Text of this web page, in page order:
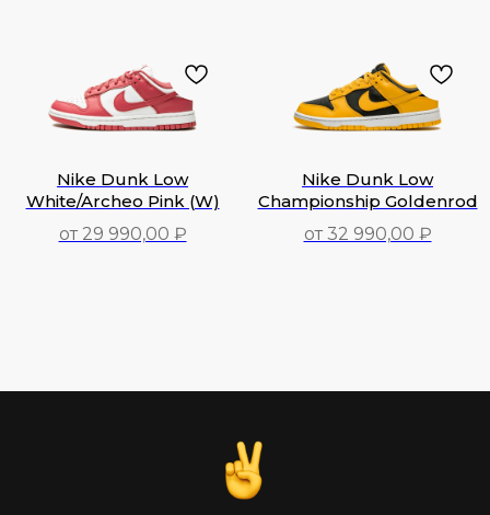
Nike Dunk Low
White/Archeo Pink (W)
от 29 990,00 ₽
Nike Dunk Low
Championship Goldenrod
от 32 990,00 ₽